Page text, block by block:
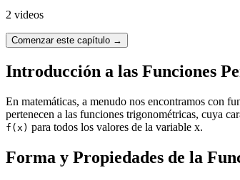
2 videos
Comenzar este capítulo →
Introducción a las Funciones
En matemáticas, a menudo nos encontramos con
pertenecen a las funciones trigonométricas, cuya
f(x) para todos los valores de la variable x.
Forma y Propiedades de la